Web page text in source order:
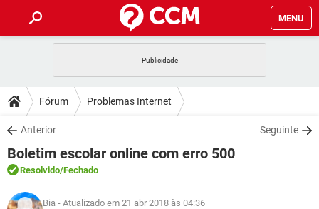
MENU
CELULAR FACEBOOK
OUTLOOK
INSTAGRAM GMAIL
GUIA DE COMPRAS
DICAS
JOGOS WHATSAPP
OUTLOOK
INSTAGRAM
DOWNLOADS
JOGOS WHATSAPP
CELULAR
OUTLOOK EXCEL
FÓRUM
JOGOS
GLOSSÁRIO
Fórum Problemas Internet
Anterior Seguinte
Boletim escolar online com erro 500
Resolvido/Fechado
Bia - Atualizado em 21 abr 2018 às 04:36